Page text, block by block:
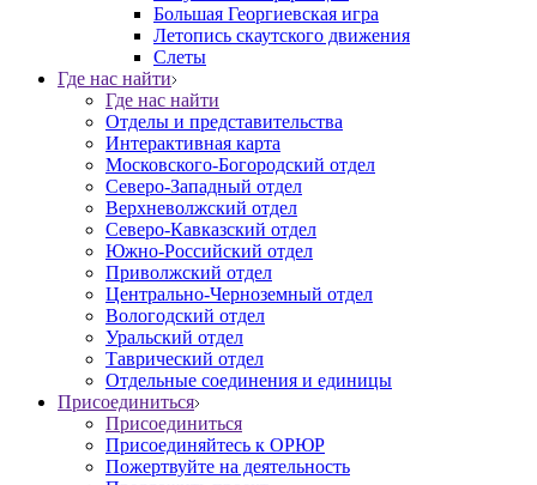
Большая Георгиевская игра
Летопись скаутского движения
Слеты
Где нас найти
Где нас найти
Отделы и представительства
Интерактивная карта
Московского-Богородский отдел
Северо-Западный отдел
Верхневолжский отдел
Северо-Кавказский отдел
Южно-Российский отдел
Приволжский отдел
Центрально-Черноземный отдел
Вологодский отдел
Уральский отдел
Таврический отдел
Отдельные соединения и единицы
Присоединиться
Присоединиться
Присоединяйтесь к ОРЮР
Пожертвуйте на деятельность